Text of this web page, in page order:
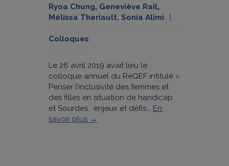
Ryoa Chung, Geneviève Rail,
Mélissa Theriault, Sonia Alimi
Colloques
Le 26 avril 2019 avait lieu le
colloque annuel du RéQEF intitulé «
Penser l’inclusivité des femmes et
des filles en situation de handicap
et Sourdes : enjeux et défis... En
savoir plus →